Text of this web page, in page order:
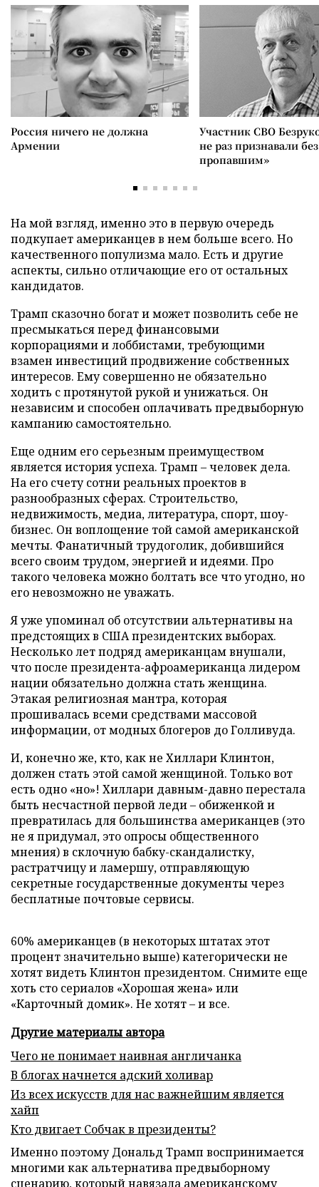
Россия ничего не должна
Армении
Участник СВО
не раз признавали
пропавшим»
На мой взгляд, именно это в первую очередь
подкупает американцев в нем больше всего. Но
качественного популизма мало. Есть и другие
аспекты, сильно отличающие его от остальных
кандидатов.
Трамп сказочно богат и может позволить себе не
пресмыкаться перед финансовыми
корпорациями и лоббистами, требующими
взамен инвестиций продвижение собственных
интересов. Ему совершенно не обязательно
ходить с протянутой рукой и унижаться. Он
независим и способен оплачивать предвыборную
кампанию самостоятельно.
Еще одним его серьезным преимуществом
является история успеха. Трамп – человек дела.
На его счету сотни реальных проектов в
разнообразных сферах. Строительство,
недвижимость, медиа, литература, спорт, шоу-
бизнес. Он воплощение той самой американской
мечты. Фанатичный трудоголик, добившийся
всего своим трудом, энергией и идеями. Про
такого человека можно болтать все что угодно, но
его невозможно не уважать.
Я уже упоминал об отсутствии альтернативы на
предстоящих в США президентских выборах.
Несколько лет подряд американцам внушали,
что после президента-афроамериканца лидером
нации обязательно должна стать женщина.
Этакая религиозная мантра, которая
прошивалась всеми средствами массовой
информации, от модных блогеров до Голливуда.
И, конечно же, кто, как не Хиллари Клинтон,
должен стать этой самой женщиной. Только вот
есть одно «но»! Хиллари давным-давно перестала
быть несчастной первой леди – обиженкой и
превратилась для большинства американцев (это
не я придумал, это опросы общественного
мнения) в склочную бабку-скандалистку,
растратчицу и ламершу, отправляющую
секретные государственные документы через
бесплатные почтовые сервисы.
60% американцев (в некоторых штатах этот
процент значительно выше) категорически не
хотят видеть Клинтон президентом. Снимите еще
хоть сто сериалов «Хорошая жена» или
«Карточный домик». Не хотят – и все.
Другие материалы автора
Чего не понимает наивная англичанка
В блогах начнется адский холивар
Из всех искусств для нас важнейшим является
хайп
Кто двигает Собчак в президенты?
Именно поэтому Дональд Трамп воспринимается
многими как альтернатива предвыборному
сценарию, который навязала американскому